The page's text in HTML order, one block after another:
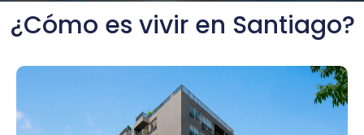
¿Cómo es vivir en Santiago?